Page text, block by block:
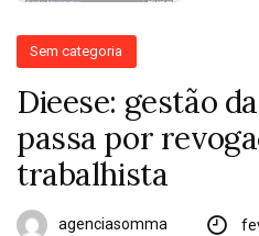
Sem categoria
Dieese: gestão
passa por
trabalhista
agenciasomma